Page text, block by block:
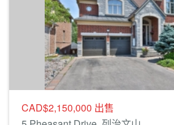
CAD$2,150,000 出售